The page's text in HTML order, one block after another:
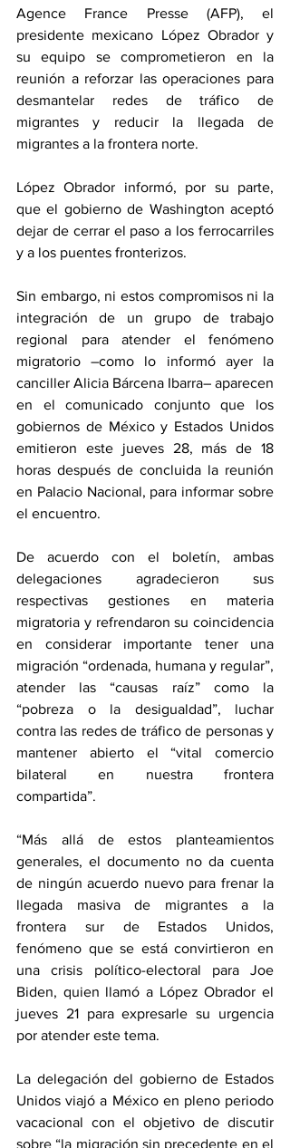
Agence France Presse (AFP), el
presidente mexicano López Obrador y
su equipo se comprometieron en la
reunión a reforzar las operaciones para
desmantelar redes de tráfico de
migrantes y reducir la llegada de
migrantes a la frontera norte.
López Obrador informó, por su parte,
que el gobierno de Washington aceptó
dejar de cerrar el paso a los ferrocarriles
y a los puentes fronterizos.
Sin embargo, ni estos compromisos ni la
integración de un grupo de trabajo
regional para atender el fenómeno
migratorio –como lo informó ayer la
canciller Alicia Bárcena Ibarra– aparecen
en el comunicado conjunto que los
gobiernos de México y Estados Unidos
emitieron este jueves 28, más de 18
horas después de concluida la reunión
en Palacio Nacional, para informar sobre
el encuentro.
De acuerdo con el boletín, ambas
delegaciones agradecieron sus
respectivas gestiones en materia
migratoria y refrendaron su coincidencia
en considerar importante tener una
migración “ordenada, humana y regular”,
atender las “causas raíz” como la
“pobreza o la desigualdad”, luchar
contra las redes de tráfico de personas y
mantener abierto el “vital comercio
bilateral en nuestra frontera
compartida”.
“Más allá de estos planteamientos
generales, el documento no da cuenta
de ningún acuerdo nuevo para frenar la
llegada masiva de migrantes a la
frontera sur de Estados Unidos,
fenómeno que se está convirtieron en
una crisis político-electoral para Joe
Biden, quien llamó a López Obrador el
jueves 21 para expresarle su urgencia
por atender este tema.
La delegación del gobierno de Estados
Unidos viajó a México en pleno periodo
vacacional con el objetivo de discutir
sobre “la migración sin precedente en el